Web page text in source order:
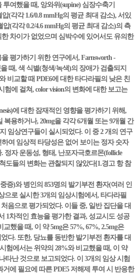
여했을 때, 앙와위(supine) 심장수축기
압(각각 1.6/0.8 mmHg의 평균 최대 감소), 서있
(각각 0.2/4.6 mmHg의 평균 최대 감소)의 측
차이가 없었으며 심박수에 있어서도 유의한
평가하기 위한 연구에서, Farnsworth -
을 때, 색 식별(청색/녹색)의 장애가 검출되지
비교할 때 PDE6에 대한 타다라필의 낮은 친
에 걸쳐, color vision의 변화에 대한 보고는
에 대한 잠재적인 영향을 평가하기 위해,
복용하거나, 20mg을 각각 6개월 또는 9개월 간
임상연구들이 실시되었다. 이 중 2 개의 연구
여 임상적 타당성은 없어 보이는 정자 숫자
정자 운동성, 형태, 난포자극호르몬(follicle
도들의 변화는 관찰되지 않았다[1.경고 항 참
증)와 병인의 853명의 발기부전 환자(여러 인
으로 실시한 3개의 임상시험에서, 타다라필
처음으로 평가되었다. 이들 중, 일반 집단을 대
1차적인 효능을 평가한 결과, 성교시도 성공
했을 때, 이 약 5mg은 57%, 67%, 2.5mg은
다. 또한, 당뇨를 동반한 발기부전 환자를 대
험에서는 위약의 28%와 비교했을 때, 이 약
타난 것으로 보고되었다. 이 3개의 임상 시험
에 필요에 따른 PDE5 저해제 투여 시 반응한